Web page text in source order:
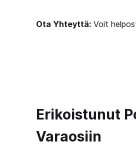
Ota Yhteyttä: Voit
Erikoistunut
Varaosiin